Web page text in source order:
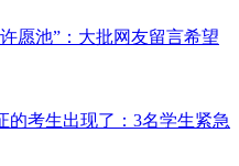
愿池”：大批网友留言希望